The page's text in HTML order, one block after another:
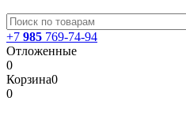
+7 985 769-74-94
Отложенные
0
Корзина0
0